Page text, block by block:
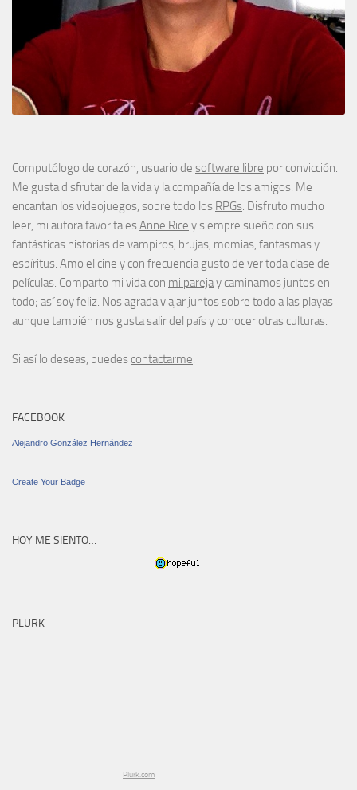
Computólogo de corazón, usuario de software libre por convicción.
Me gusta disfrutar de la vida y la compañía de los amigos. Me
encantan los videojuegos, sobre todo los RPGs . Disfruto mucho
leer, mi autora favorita esAnne Rice y siempre sueño con sus
fantásticas historias de vampiros, brujas, momias, fantasmas y
espíritus. Amo el cine y con frecuencia gusto de ver toda clase de
películas. Comparto mi vida con mi parejay caminamos juntos en
todo; así soy feliz. Nos agrada viajar juntos sobre todo a las playas
aunque también nos gusta salir del país y conocer otras culturas.
Si así lo deseas, puedes contactarme
FACEBOOK
Alejandro González Hernández
Create Your Badge
HOY ME SIENTO…
PLURK
Plurk.com